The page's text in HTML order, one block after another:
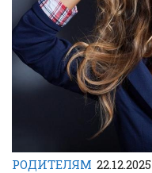
РОДИТЕЛЯМ 22.12.2025